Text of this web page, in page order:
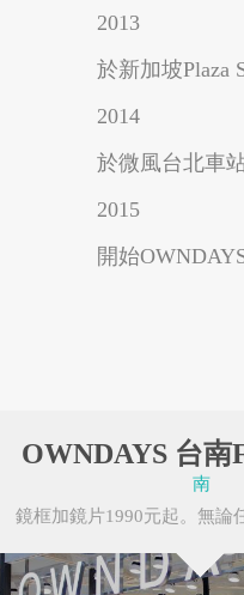
4G
2013
於新加坡Plaza
2014
於微風台北車
2015
開始
OWNDAYS 台南
南